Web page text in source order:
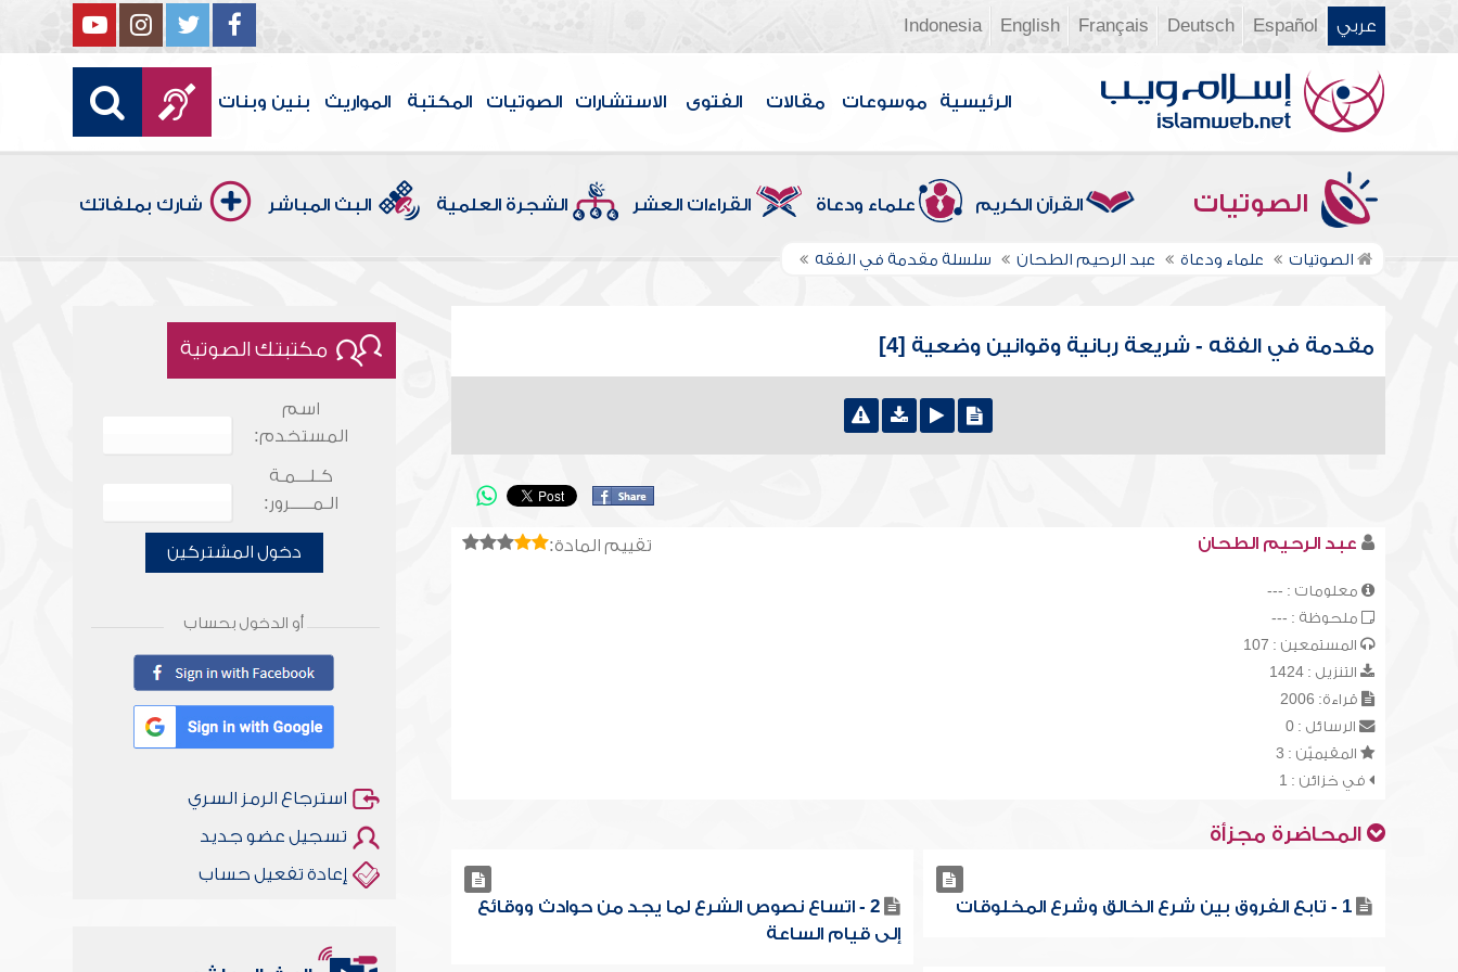
عربي Español
Deutsch
Français
English
Indonesia
الرئيسية موسوعات مقالات الفتوى الاستشارات الصوتيات المكتبة المواريث بنين وبنات
الصوتيات القرآن الكريم علماء ودعاة القراءات العشر الشجرة العلمية البث المباشر شارك بملفاتك
الصوتيات علماء ودعاة عبد الرحيم الطحان سلسلة مقدمة في الفقه
مقدمة في الفقه - شريعة ربانية وقوانين وضعية [4]
تقييم المادة: عبد الرحيم الطحان
معلومات : ---
ملحوظة : ---
المستمعين : 107
التنزيل : 1424
قراءة: 2006
الرسائل : 0
المقيميّن : 3
في خزائن : 1
المحاضرة مجزأة
1 - تابع الفروق بين شرع الخالق وشرع المخلوقات
2 - اتساع نصوص الشرع لما يجد من حوادث ووقائع
إلى قيام الساعة
مكتبتك الصوتية
اسم
المستخدم:
كـلـــمـة
الـمـــــرور:
دخول المشتركين
أو الدخول بحساب
استرجاع الرمز السري
تسجيل عضو جديد
إعادة تفعيل حساب